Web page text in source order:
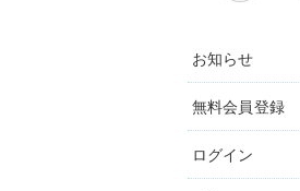
お知らせ
無料会員登録
ログイン